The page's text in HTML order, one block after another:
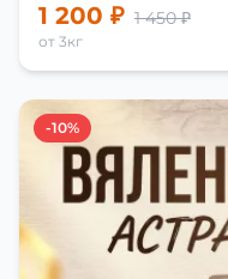
1 200 ₽ 1 450 ₽
от 3кг
-10%